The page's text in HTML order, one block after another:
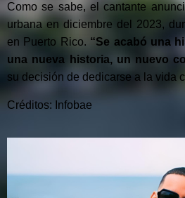
Como se sabe, el cantante
urbana en diciembre del 2023,
en Puerto Rico. “Se acabó una
una nueva historia, un nuevo
su decisión de dedicarse a la vida
Créditos: Infobae